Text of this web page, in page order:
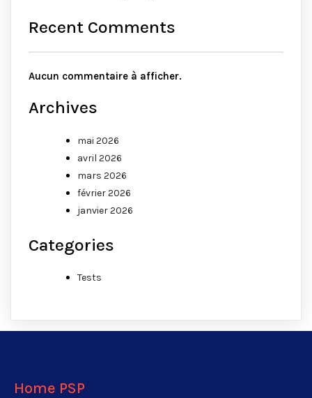
Recent Comments
Aucun commentaire à afficher.
Archives
mai 2026
avril 2026
mars 2026
février 2026
janvier 2026
Categories
Tests
Home PSP